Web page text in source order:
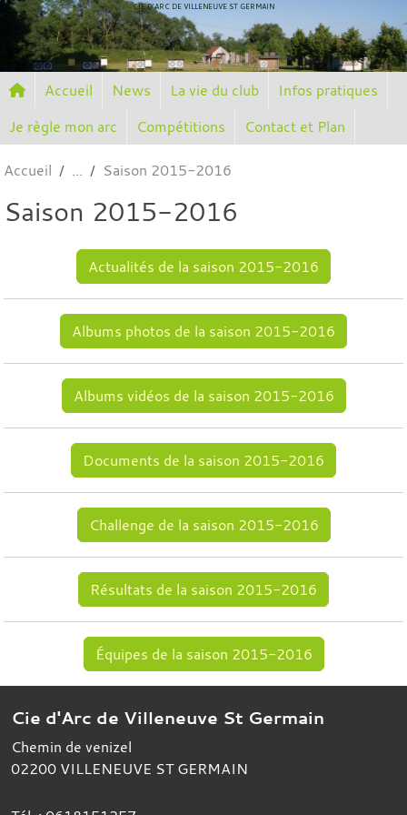
CIE D'ARC DE VILLENEUVE ST GERMAIN
Accueil News La vie du club
Infos pratiques
Je règle mon arc
Compétitions Contact et Plan
Accueil Saison 2015-2016
Saison 2015-2016
Actualités de la saison 2015-2016
Albums photos de la saison 2015-2016
Albums vidéos de la saison 2015-2016
Documents de la saison 2015-2016
Challenge de la saison 2015-2016
Résultats de la saison 2015-2016
Équipes de la saison 2015-2016
Cie d'Arc de Villeneuve St Germain
Chemin de venizel
02200 VILLENEUVE ST GERMAIN
Panneau de gestion des cookies